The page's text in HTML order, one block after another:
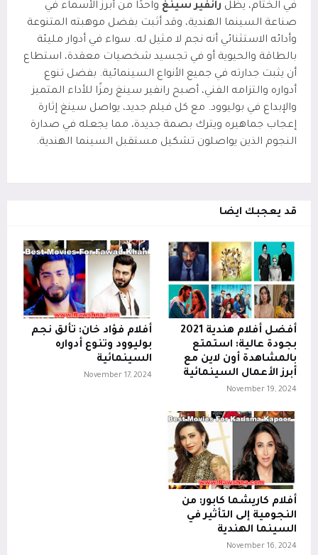
في الختام، يظل رانفير سينغ واحدًا من أبرز الأسماء في
صناعة السينما الهندية، وقد أثبت بفضل موهبته المتنوعة
وأدائه الاستثنائي أنه نجم لا مثيل له. سواء في أدوار مليئة
بالطاقة والحيوية أو في تجسيد شخصيات معقدة، استطاع
أن يثبت جدارته في جميع الأنواع السينمائية. بفضل تنوع
أدواره والتزامه الفني، أصبح رانفير سينغ رمزًا للأداء المتميز
والإبداع في بوليوود. مع كل فيلم جديد، يواصل سينغ إثارة
إعجاب جماهيره ويترك بصمة جديدة، مما يجعله في صدارة
النجوم الذين يواصلون تشكيل مستقبل السينما الهندية.
قد يعجبك ايضا
أفضل أفلام هندية 2021
بجودة عالية: استمتع
بالمشاهدة أون لاين مع
أبرز الأعمال السينمائية
November 19, 2024
أفلام فؤاد خان: تألق نجم
بوليوود وتنوع أدواره
السينمائية
November 17, 2024
أفلام كاريشما كابور: من
النجومية إلى التأثير في
السينما الهندية
November 16, 2024